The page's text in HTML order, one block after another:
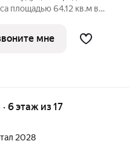
площадью 64.12 кв.м в
кваpтиpу
мне
6 этаж из 17
2028